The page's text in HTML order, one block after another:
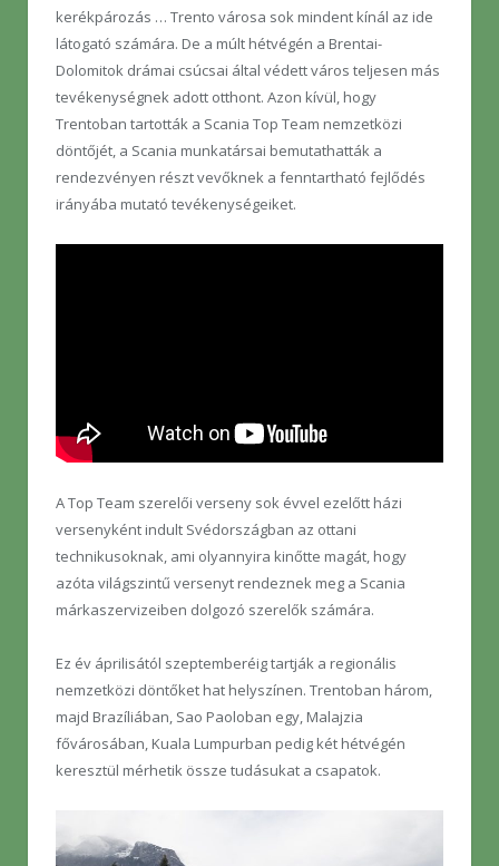
kerékpározás … Trento városa sok mindent kínál az ide
látogató számára. De a múlt hétvégén a Brentai-
Dolomitok drámai csúcsai által védett város teljesen más
tevékenységnek adott otthont. Azon kívül, hogy
Trentoban tartották a Scania Top Team nemzetközi
döntőjét, a Scania munkatársai bemutathatták a
rendezvényen részt vevőknek a fenntartható fejlődés
irányába mutató tevékenységeiket.
A Top Team szerelői verseny sok évvel ezelőtt házi
versenyként indult Svédországban az ottani
technikusoknak, ami olyannyira kinőtte magát, hogy
azóta világszintű versenyt rendeznek meg a Scania
márkaszervizeiben dolgozó szerelők számára.
Ez év áprilisától szeptemberéig tartják a regionális
nemzetközi döntőket hat helyszínen. Trentoban három,
majd Brazíliában, Sao Paoloban egy, Malajzia
fővárosában, Kuala Lumpurban pedig két hétvégén
keresztül mérhetik össze tudásukat a csapatok.